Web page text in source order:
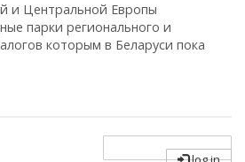
и Центральной Европы
парки регионального и
которым в Беларуси пока